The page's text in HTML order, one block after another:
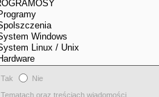
Tak
Nie
Tematach oraz treściach wiadomości